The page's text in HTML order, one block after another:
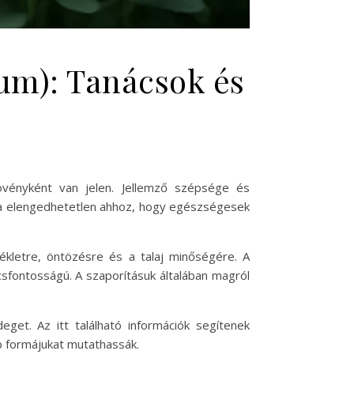
Tanácsok és
van jelen. Jellemző szépsége és
elengedhetetlen ahhoz, hogy egészségesek
öntözésre és a talaj minőségére. A
A szaporításuk általában magról
Az itt található információk segítenek
mutathassák.